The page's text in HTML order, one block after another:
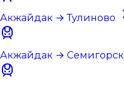
Акжайдак → Тулиново
Акжайдак → Семигорск